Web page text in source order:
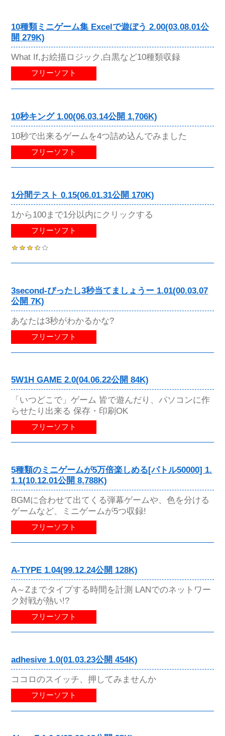
10種類ミニゲーム集 Excelで遊ぼう 2.00(03.08.01公
開 279K)
What If,お絵描ロジック,白黒など10種類収録
フリーソフト
10秒キング 1.00(06.03.14公開 1,706K)
10秒で出来るゲームを4つ詰め込んでみました
フリーソフト
1分間テスト 0.15(06.01.31公開 170K)
1から100まで1分以内にクリックする
フリーソフト
3second-ぴったし3秒当てましょうー 1.01(00.03.07
公開 7K)
あなたは3秒がわかるかな?
フリーソフト
5W1H GAME 2.0(04.06.22公開 84K)
「いつどこで」ゲーム 皆で遊んだり、パソコンに作
らせたり出来る 保存・印刷OK
フリーソフト
5種類のミニゲームが5万倍楽しめる[パトル50000] 1.
1.1(10.12.01公開 8,788K)
BGMに合わせて出てくる弾幕ゲームや、色を分ける
ゲームなど、ミニゲームが5つ収録!
フリーソフト
A-TYPE 1.04(99.12.24公開 128K)
A～Zまでタイプする時間を計測 LANでのネットワー
ク対戦が熱い!?
フリーソフト
adhesive 1.0(01.03.23公開 454K)
ココロのスイッチ、押してみませんか
フリーソフト